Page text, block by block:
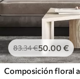
83.34€50.00 €